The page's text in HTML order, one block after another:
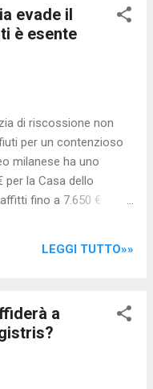
il finanziamento di
rimborso, ma
di fatto. Grazie ai
parte che questi
finanziati per il fatto
occhi di tutti, ed e'
evade il
è esente
di riscossione non
per un contenzioso
milanese ha uno
per la Casa dello
fino a 7.650 €
ben due sedi, non ha
nell'altro riguarda un
Sud" da 200mila
totale da
LEGGI TUTTO»»
a